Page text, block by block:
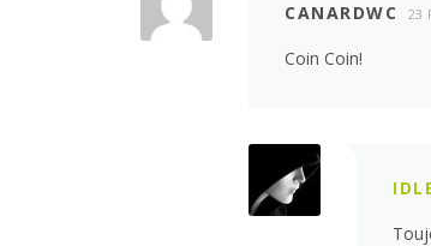
CANARDWC 23
Coin Coin!